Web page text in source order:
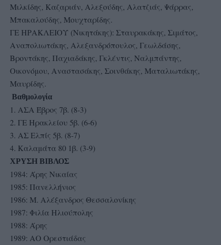
Μιλκίδης, Καζαριάν, Αλεξούδης, Αλατζιάς, Ψάρρας,
Μπακαλούδης, Μουχταρίδης.
ΓΕ ΗΡΑΚΛΕΙΟΥ (Νικητάκης): Σταυρακάκης, Σιμάτος,
Αναπολιωτάκης, Αλεξανδρόπουλος, Γεωλδάσης,
Βροντάκης, Παχιαδάκης, Γκλέντις, Ναλμπάντης,
Οικονόμου, Αναστασάκης, Σοινθάκης, Ματαλιωτάκης,
Μαυρίδης.
Βαθμολογία
1. ΑΣΑ Έβρος 7β. (8-3)
2. ΓΕ Ηρακλείου 5β. (6-6)
3. ΑΣ Ελπίς 5β. (8-7)
4. Καλαμάτα 80 1β. (3-9)
ΧΡΥΣΗ ΒΙΒΛΟΣ
1984: Άρης Νικαίας
1985: Πανελλήνιος
1986: Μ. Αλέξανδρος Θεσσαλονίκης
1987: Φιλία Ηλιούπολης
1988: Άρης
1989: ΑΟ Ορεστιάδας